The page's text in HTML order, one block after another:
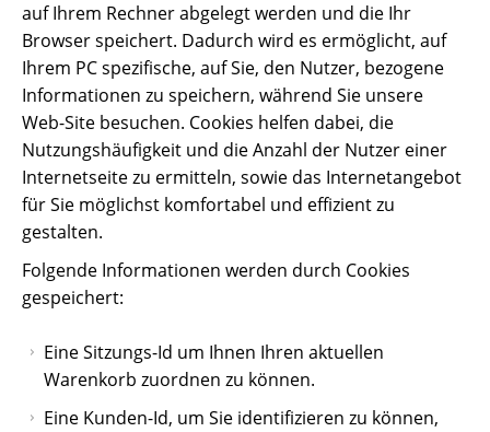
auf Ihrem Rechner abgelegt werden und die Ihr
Browser speichert. Dadurch wird es ermöglicht, auf
Ihrem PC spezifische, auf Sie, den Nutzer, bezogene
Informationen zu speichern, während Sie unsere
Web-Site besuchen. Cookies helfen dabei, die
Nutzungshäufigkeit und die Anzahl der Nutzer einer
Internetseite zu ermitteln, sowie das Internetangebot
für Sie möglichst komfortabel und effizient zu
gestalten.
Folgende Informationen werden durch Cookies
gespeichert:
Eine Sitzungs-Id um Ihnen Ihren aktuellen
Warenkorb zuordnen zu können.
Eine Kunden-Id, um Sie identifizieren zu können,